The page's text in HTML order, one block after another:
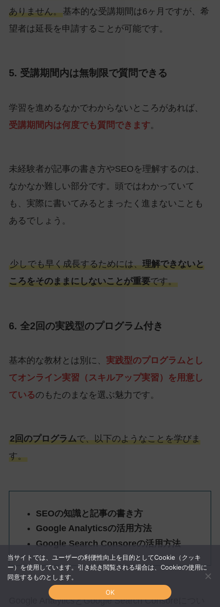
ありません。基本的な受講期間は6ヶ月ですが、希
望者は延長を申請することが可能です。
5. 受講期間内は無制限で質問できる
学習を進めるなかでわからないところがあれば、
受講期間内は何度でも質問できます。
未経験者が記事の書き方やSEOを理解するのは、
なかなか難しい部分です。頭ではわかっていて
も、実際に書いてみるとまったく進まないことも
あるでしょう。
少しでも早く成長するためには、理解できないと
ころをそのままにしないことが重要です。
6. 全2回の実践型のプログラム付き
基本的な教材とは別に、 実践型のプログラムとし
てオンライン実習（スキルアップ実習）を用意し
ているのもたのまなを選ぶ魅力です。
2回のプログラムで、以下のようなことを学びま
す。
SEOの知識と記事の書き方
Google Analyticsの活用方法
Google Search Consoreの活用方法
Google AnalyticsとGoogle Search Consoreについ
当サイトでは、ユーザーの利便性向上を目的としてCookie（クッキ
ー）を使用しています。引き続き閲覧される場合は、Cookieの使用に
同意するものとします。
OK